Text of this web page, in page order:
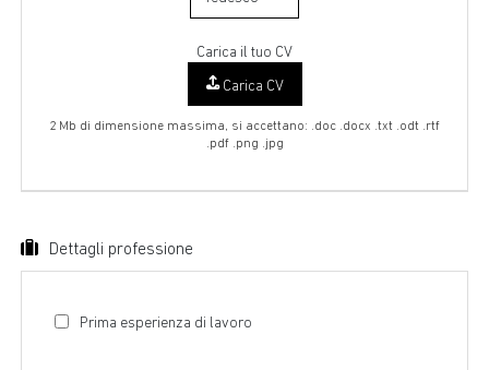
Carica il tuo CV
Carica CV
2 Mb di dimensione massima, si accettano: .doc .docx .txt .odt .rtf
.pdf .png .jpg
Dettagli professione
Prima esperienza di lavoro